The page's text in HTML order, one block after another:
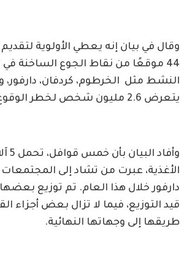
وقال في بيان إنه يعطي الأولوية
44 موقعًا من نقاط الجوع الساخنة
النشط مثل الخرطوم، كردفان، دارفور،
يتعرض 2.6 مليون شخص لخطر الوقوع في المجاعة.
الأغذية، عبرت من تشاد إلى
دارفور خلال هذا العام. تم توزيع
قيد التوزيع، فيما لا تزال بعض أجزاء
طريقها إلى وجهاتها النهائية.